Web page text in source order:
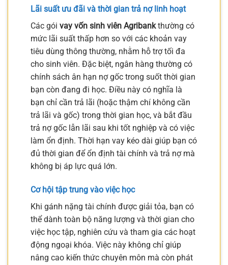
Lãi suất ưu đãi và thời gian trả nợ linh hoạt
Các gói vay vốn sinh viên Agribankthường có
mức lãi suất thấp hơn so với các khoản vay
tiêu dùng thông thường, nhằm hỗ trợ tối đa
cho sinh viên. Đặc biệt, ngân hàng thường có
chính sách ân hạn nợ gốc trong suốt thời gian
bạn còn đang đi học. Điều này có nghĩa là
bạn chỉ cần trả lãi (hoặc thậm chí không cần
trả lãi và gốc) trong thời gian học, và bắt đầu
trả nợ gốc lẫn lãi sau khi tốt nghiệp và có việc
làm ổn định. Thời hạn vay kéo dài giúp bạn có
đủ thời gian để ổn định tài chính và trả nợ mà
không bị áp lực quá lớn.
Cơ hội tập trung vào việc học
Khi gánh nặng tài chính được giải tỏa, bạn có
thể dành toàn bộ năng lượng và thời gian cho
việc học tập, nghiên cứu và tham gia các hoạt
động ngoại khóa. Việc này không chỉ giúp
nâng cao kiến thức chuyên môn mà còn phát